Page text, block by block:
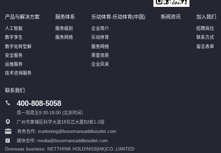
产品与解决方案
人工智能
数字孪生
数字化转型解
安全服务
运维服务
技术咨询服务
服务体系
服务级别
服务网络
乐动体育-乐动体育(中国)
企业简介
乐动体育
服务网络
荣誉资质
企业风采
新闻资讯 加入我们
招聘岗位
联系方式
留言表单
联系我们
400-808-5058
周一到周五9:30-18:00 (北京时间）
广州市黄埔区科学大道18号芯大厦B2栋1-2层
商务合作: marketing@bozemansaddleoutlet.com
媒体合作: media@bozemansaddleoutlet.com
Overseas business: NETTHINK HOLDINGS(HK)CO.,LIMITED